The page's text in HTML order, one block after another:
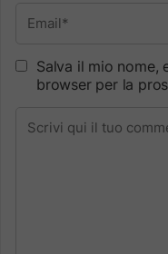
Salva il mio nome,
browser per la